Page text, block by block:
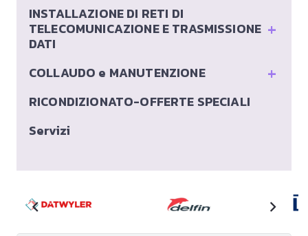
+
INSTALLAZIONE DI RETI DI
TELECOMUNICAZIONE E TRASMISSIONE
DATI
+
COLLAUDO e MANUTENZIONE
RICONDIZIONATO-OFFERTE SPECIALI
Servizi